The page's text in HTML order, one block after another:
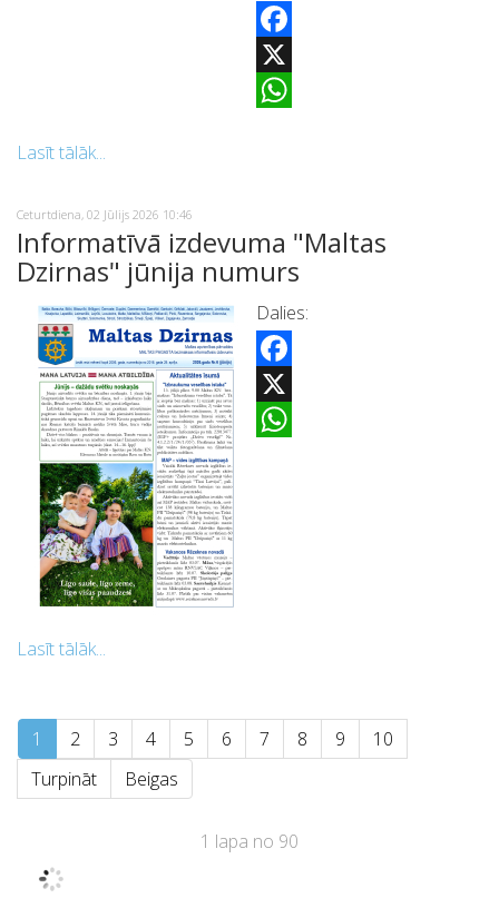
Facebook
X
Lasīt tālāk...
Ceturtdiena, 02 Jūlijs 2026 10:46
Informatīvā izdevuma "Maltas
Dzirnas" jūnija numurs
Dalies:
Facebook
X
Lasīt tālāk...
1 2 3 4 5 6 7 8 9
10
Turpināt
Beigas
1 lapa no 90